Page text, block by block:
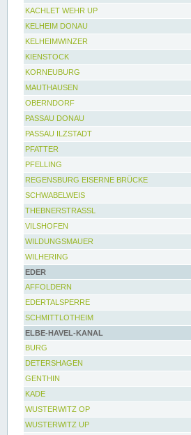
KACHLET WEHR UP
KELHEIM DONAU
KELHEIMWINZER
KIENSTOCK
KORNEUBURG
MAUTHAUSEN
OBERNDORF
PASSAU DONAU
PASSAU ILZSTADT
PFATTER
PFELLING
REGENSBURG EISERNE BRÜCKE
SCHWABELWEIS
THEBNERSTRASSL
VILSHOFEN
WILDUNGSMAUER
WILHERING
EDER
AFFOLDERN
EDERTALSPERRE
SCHMITTLOTHEIM
ELBE-HAVEL-KANAL
BURG
DETERSHAGEN
GENTHIN
KADE
WUSTERWITZ OP
WUSTERWITZ UP